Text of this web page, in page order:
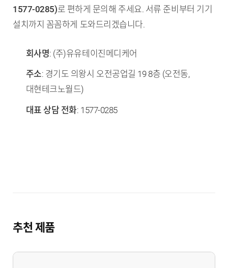
1577-0285)로 편하게 문의해 주세요. 서류 준비부터 기기
설치까지 꼼꼼하게 도와드리겠습니다.
회사명: (주)유유테이진메디케어
주소: 경기도 의왕시 오전공업길 19 8층 (오전동,
대현테크노월드)
대표 상담 전화: 1577-0285
추천 제품